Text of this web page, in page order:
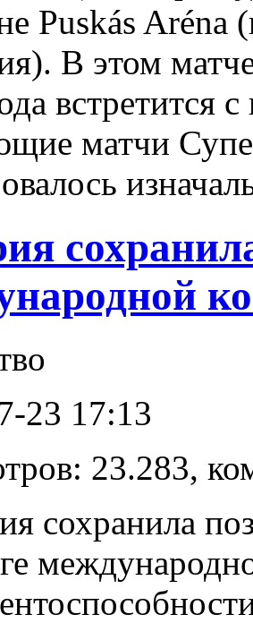
Puskás Aréna
В этом
встретится
матчи
23 17:13
23.283,